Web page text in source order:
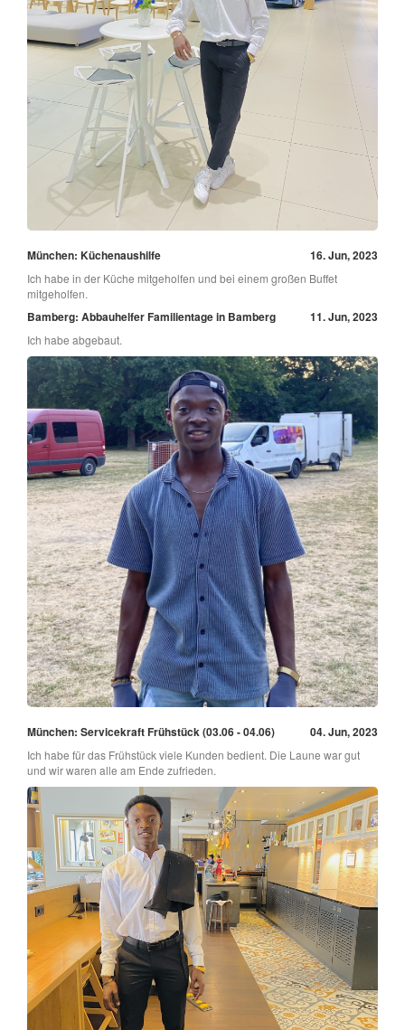
München: Küchenaushilfe 16. Jun, 2023
Ich habe in der Küche mitgeholfen und bei einem großen Buffet
mitgeholfen.
Bamberg: Abbauhelfer Familientage in Bamberg 11. Jun, 2023
Ich habe abgebaut.
München: Servicekraft Frühstück (03.06 - 04.06) 04. Jun, 2023
Ich habe für das Frühstück viele Kunden bedient. Die Laune war gut
und wir waren alle am Ende zufrieden.